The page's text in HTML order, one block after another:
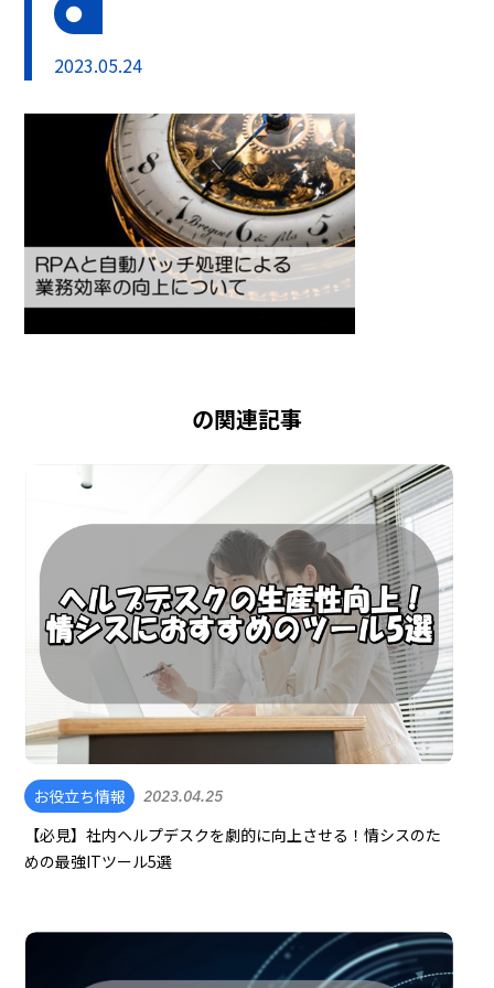
2023.05.24
の関連記事
お役立ち情報 2023.04.25
【必見】社内ヘルプデスクを劇的に向上させる！情シスのた
めの最強ITツール5選